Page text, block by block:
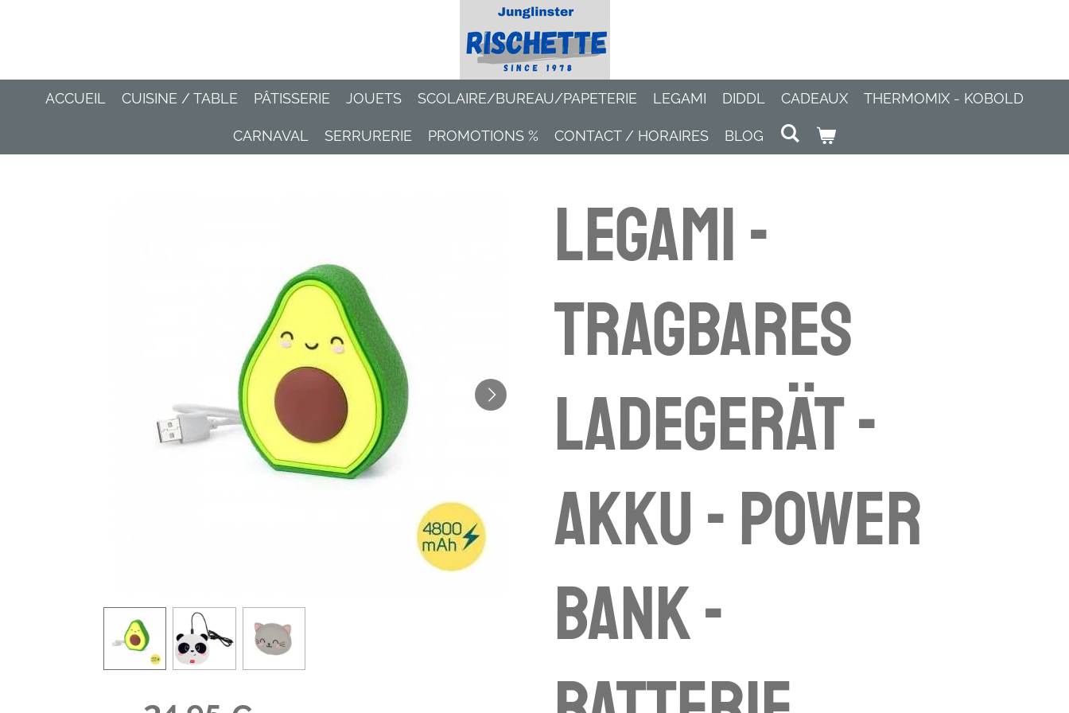
ACCUEIL CUISINE / TABLE PÂTISSERIE JOUETS SCOLAIRE/BUREAU/PAPETERIE LEGAMI DIDDL CADEAUX THERMOMIX - KOBOLD
CARNAVAL SERRURERIE PROMOTIONS % CONTACT / HORAIRES BLOG
Legami -
Tragbares
Ladegerät -
Akku - Power
bank -